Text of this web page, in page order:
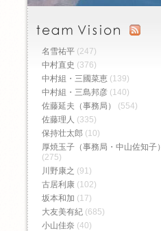
名雪祐平 (247)
中村直史 (376)
中村組・三國菜恵 (139)
中村組・三島邦彦 (140)
佐藤延夫（事務局）
(554)
佐藤理人 (335)
保持壮太郎 (10)
厚焼玉子（事務局・中山佐知子）
(275)
川野康之 (91)
古居利康 (102)
坂本和加 (17)
大友美有紀 (685)
小山佳奈 (40)